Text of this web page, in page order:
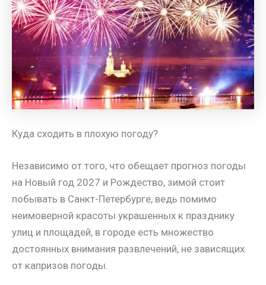
Куда сходить в плохую погоду?
Независимо от того, что обещает прогноз погоды
на Новый год 2027 и Рождество, зимой стоит
побывать в Санкт-Петербурге, ведь помимо
неимоверной красоты украшенных к празднику
улиц и площадей, в городе есть множество
достоянных внимания развлечений, не зависящих
от капризов погоды.